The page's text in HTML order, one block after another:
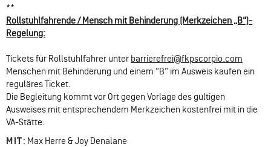
**
Rollstuhlfahrende / Mensch mit Behinderung (Merkzeichen „B“)-
Regelung:
Tickets für Rollstuhlfahrer unter barrierefrei@fkpscorpio.com
Menschen mit Behinderung und einem "B" im Ausweis kaufen ein
reguläres Ticket.
Die Begleitung kommt vor Ort gegen Vorlage des gültigen
Ausweises mit entsprechendem Merkzeichen kostenfrei mit in die
VA-Stätte.
MIT: Max Herre & Joy Denalane